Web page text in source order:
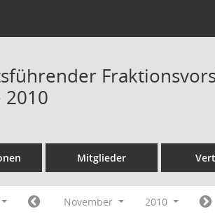
Mitglieder
November 2010